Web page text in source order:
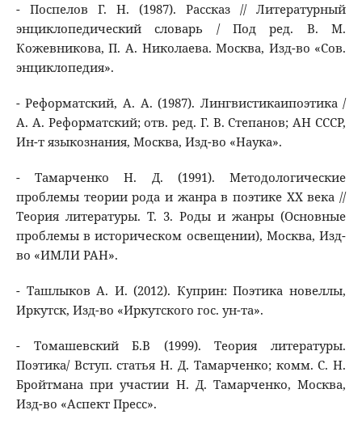
- Поспелов Г. Н. (1987). Рассказ // Литературный
энциклопедический словарь / Под ред. В. М.
Кожевникова, П. А. Николаева. Москва, Изд-во «Сов.
энциклопедия».
- Реформатский, А. А. (1987). Лингвистикаипоэтика /
А. А. Реформатский; отв. ред. Г. В. Степанов; АН СССР,
Ин-т языкознания, Москва, Изд-во «Наука».
- Тамарченко Н. Д. (1991). Методологические
проблемы теории рода и жанра в поэтике XX века //
Теория литературы. Т. 3. Роды и жанры (Основные
проблемы в историческом освещении), Москва, Изд-
во «ИМЛИ РАН».
- Ташлыков А. И. (2012). Куприн: Поэтика новеллы,
Иркутск, Изд-во «Иркутского гос. ун-та».
- Томашевский Б.В (1999). Теория литературы.
Поэтика/ Вступ. статья Н. Д. Тамарченко; комм. С. Н.
Бройтмана при участии Н. Д. Тамарченко, Москва,
Изд-во «Аспект Пресс».